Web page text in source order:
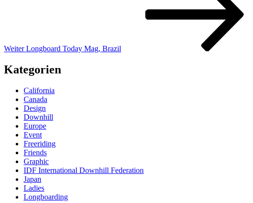
Weiter Longboard Today Mag, Brazil
Kategorien
California
Canada
Design
Downhill
Europe
Event
Freeriding
Friends
Graphic
IDF International Downhill Federation
Japan
Ladies
Longboarding